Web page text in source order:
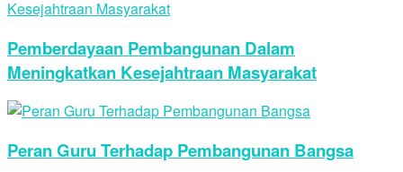
Pemberdayaan Pembangunan Dalam
Meningkatkan Kesejahtraan Masyarakat
Peran Guru Terhadap Pembangunan Bangsa